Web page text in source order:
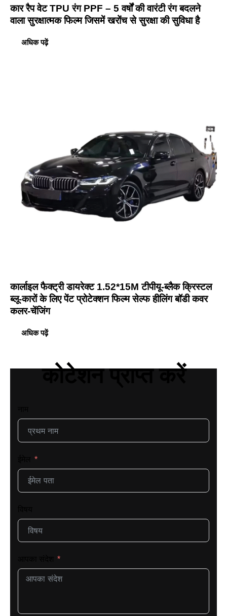
कार रैप वेट TPU रंग PPF – 5 वर्षों की वारंटी रंग बदलने
वाला सुरक्षात्मक फिल्म जिसमें खरोंच से सुरक्षा की सुविधा है
अधिक पढ़ें
कार्लाइल फैक्ट्री डायरेक्ट 1.52*15M टीपीयू-ब्लैक क्रिस्टल
ब्लू-कारों के लिए पेंट प्रोटेक्शन फिल्म सेल्फ हीलिंग बॉडी कवर
कलर-चेंजिंग
अधिक पढ़ें
कोटेशन प्राप्त करें